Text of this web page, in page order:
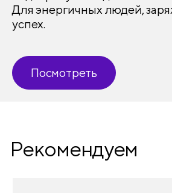
Конгрев
Ламинация
Для энергичных людей,
успех.
Посмотреть
Рекомендуем